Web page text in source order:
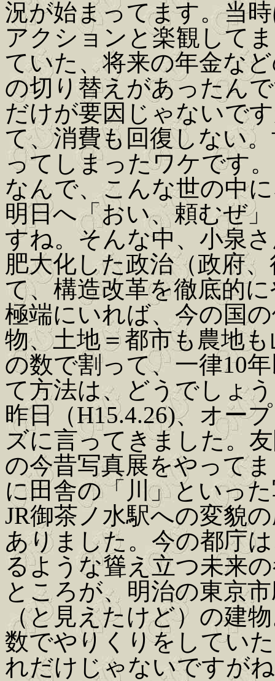
況が始まってます。当
アクションと楽観して
ていた、将来の年金な
の切り替えがあったん
だけが要因じゃないで
て、消費も回復しない
ってしまったワケです。
なんで、こんな世の中
明日へ「おい、頼むぜ
すね。そんな中、小泉
肥大化した政治（政府
て、構造改革を徹底的
極端にいれば、今の国
物、土地＝都市も農地
の数で割って、一律10
て方法は、どうでしょ
昨日（H15.4.26)、オー
ズに言ってきました。
の今昔写真展をやって
に田舎の「川」といっ
JR御茶ノ水駅への変貌
ありました。今の都庁
るような聳え立つ未来
ところが、明治の東京
（と見えたけど）の建
数でやりくりをしてい
れだけじゃないですが